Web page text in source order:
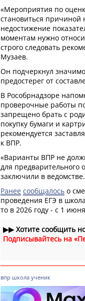
«Мероприятия по
становиться причиной
недостижение
моментам нужно
строго следовать
Музаев.
Он подчеркнул
предостерег от
В Рособрнадзоре
проверочные работы
запрещено брать с
покупку бумаги и
рекомендуется
к ВПР.
«Варианты ВПР не
для предварительного
заключили в ведомстве.
Ранее сообщалось о
проведения ЕГЭ в
то в 2026 году - с 1
▶▶Хотите сообщить
Подписывайтесь на
впр школа ученик